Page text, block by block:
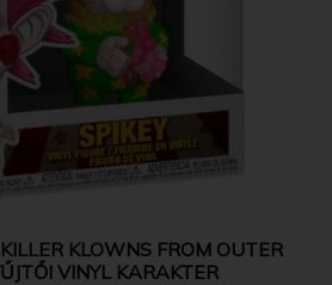
KLOWNS FROM OUTER
VINYL KARAKTER